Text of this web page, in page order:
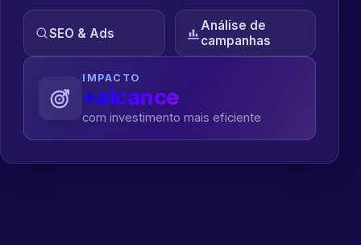
SEO & Ads
Análise de
campanhas
IMPACTO
+alcance
com investimento mais eficiente